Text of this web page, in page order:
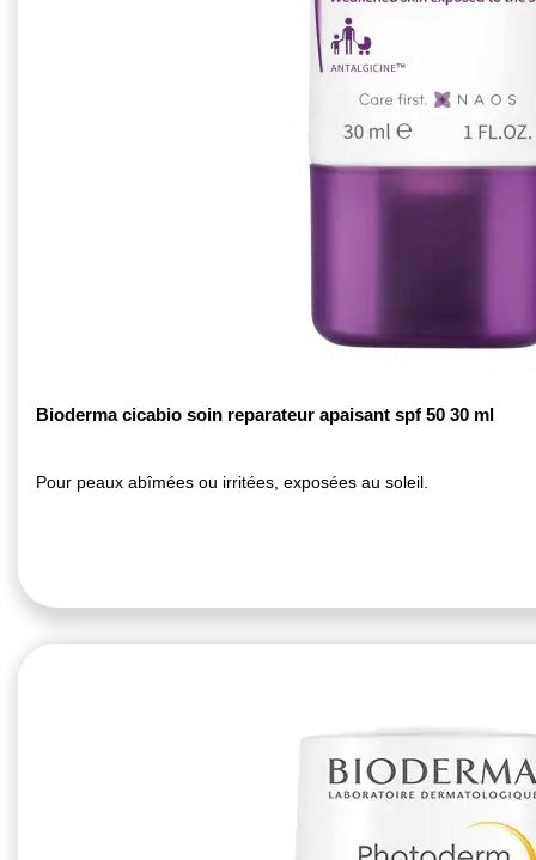
Bioderma cicabio soin reparateur apaisant spf 50 30 ml
Pour peaux abîmées ou irritées, exposées au soleil.